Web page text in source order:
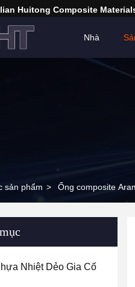
Huitong Composite
Nhà
sản phẩm > Ống composite
Nhiệt Dẻo Gia Cố